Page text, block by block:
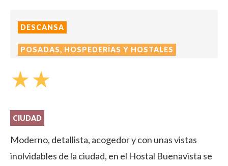
DESCANSA
POSADAS, HOSPEDERÍAS Y HOSTALES
star_ratestar_rate
CIUDAD
Moderno, detallista, acogedor y con unas vistas
inolvidables de la ciudad, en el Hostal Buenavista se